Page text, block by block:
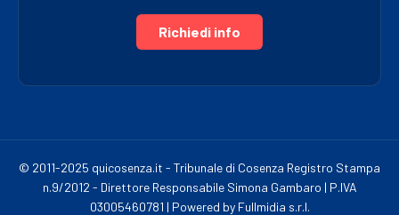
Richiedi info
© 2011-2025 quicosenza.it - Tribunale di Cosenza Registro Stampa
n.9/2012 - Direttore Responsabile Simona Gambaro | P.IVA
03005460781 | Powered by Fullmidia s.r.l.